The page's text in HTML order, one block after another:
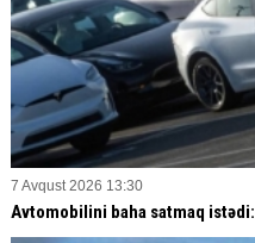
7 Avqust 2026 13:30
Avtomobilini baha satmaq istədi: